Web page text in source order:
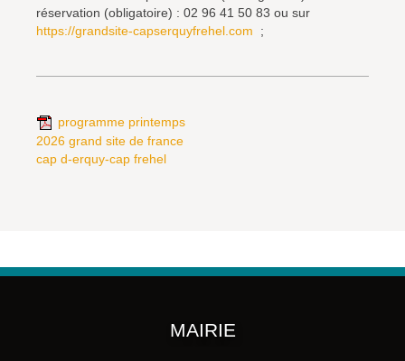
réservation (obligatoire) : 02 96 41 50 83 ou sur
https://grandsite-capserquyfrehel.com ;
programme printemps
2026 grand site de france
cap d-erquy-cap frehel
MAIRIE